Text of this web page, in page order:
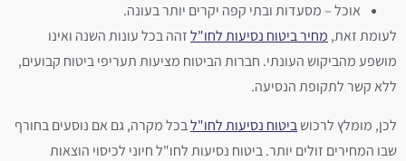
אוכל – מסעדות ובתי קפה יקרים יותר בעונה.
לעומת זאת, מחיר ביטוח נסיעות לחו"לזהה בכל עונות השנה ואינו
מושפע מהביקוש העונתי. חברות הביטוח מציעות תעריפי ביטוח קבועים,
ללא קשר לתקופת הנסיעה.
לכן, מומלץ לרכושביטוח נסיעות לחו"לבכל מקרה, גם אם נוסעים בחורף
שבו המחירים זולים יותר. ביטוח נסיעות לחו"ל חיוני לכיסוי הוצאות